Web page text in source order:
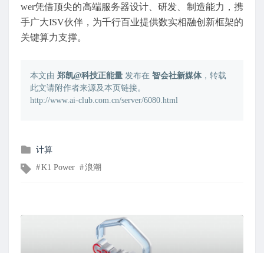
wer凭借顶尖的高端服务器设计、研发、制造能力，携
手广大ISV伙伴，为千行百业提供数实相融创新框架的
关键算力支撑。
本文由 郑凯@科技正能量 发布在 智会社新媒体，转载
此文请附作者来源及本页链接。
http://www.ai-club.com.cn/server/6080.html
发
在
计算
文K1 Power 浪潮